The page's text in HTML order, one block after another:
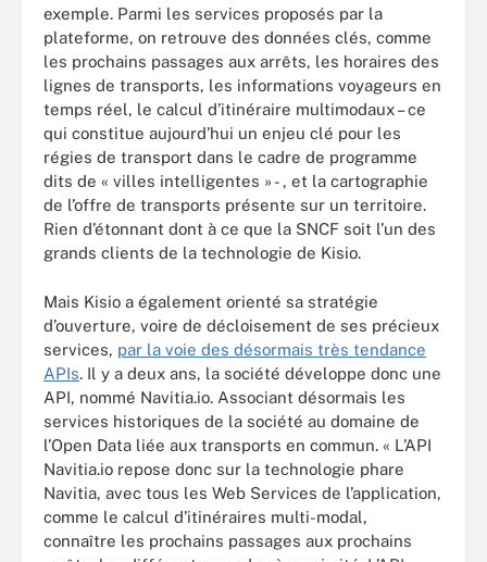
exemple. Parmi les services proposés par la
plateforme, on retrouve des données clés, comme
les prochains passages aux arrêts, les horaires des
lignes de transports, les informations voyageurs en
temps réel, le calcul d’itinéraire multimodaux – ce
qui constitue aujourd’hui un enjeu clé pour les
régies de transport dans le cadre de programme
dits de « villes intelligentes » - , et la cartographie
de l’offre de transports présente sur un territoire.
Rien d’étonnant dont à ce que la SNCF soit l’un des
grands clients de la technologie de Kisio.
Mais Kisio a également orienté sa stratégie
d’ouverture, voire de décloisement de ses précieux
services, par la voie des désormais très tendance
APIs. Il y a deux ans, la société développe donc une
API, nommé Navitia.io. Associant désormais les
services historiques de la société au domaine de
l’Open Data liée aux transports en commun. « L’API
Navitia.io repose donc sur la technologie phare
Navitia, avec tous les Web Services de l’application,
comme le calcul d’itinéraires multi-modal,
connaître les prochains passages aux prochains